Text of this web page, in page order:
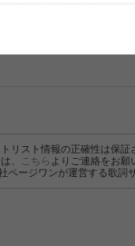
リスト情報の正確性は保証
、
こちら よりご連絡をお願
ページワンが運営する歌詞